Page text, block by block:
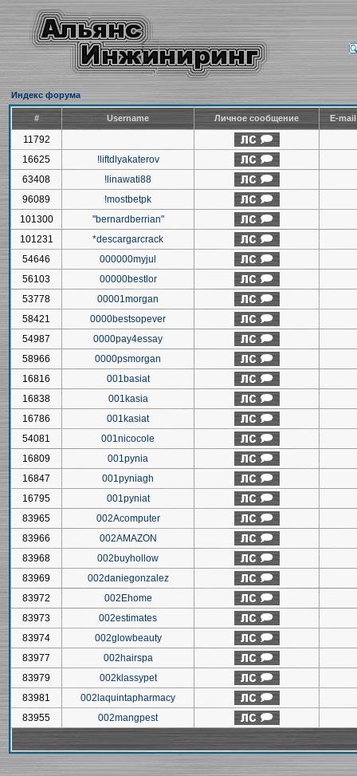
Индекс форума
# Username Личное сообщение E-
11792
16625
!liftdlyakaterov
63408
!linawati88
96089
!mostbetpk
101300
"bernardberrian"
101231
*descargarcrack
54646
000000myjul
56103
00000bestlor
53778
00001morgan
58421
0000bestsopever
54987
0000pay4essay
58966
0000psmorgan
16816
001basiat
16838
001kasia
16786
001kasiat
54081
001nicocole
16809
001pynia
16847
001pyniagh
16795
001pyniat
83965
002Acomputer
83966
002AMAZON
83968
002buyhollow
83969
002daniegonzalez
83972
002Ehome
83973
002estimates
83974
002glowbeauty
83977
002hairspa
83979
002klassypet
83981
002laquintapharmacy
83955
002mangpest